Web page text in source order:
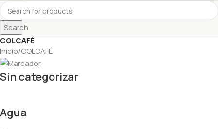
Search
COLCAFÉ
Inicio COLCAFÉ
Sin categorizar
Agua